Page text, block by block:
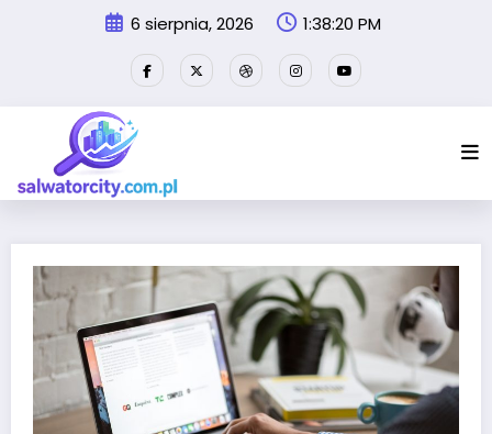
6 sierpnia, 2026 1:38:20 PM